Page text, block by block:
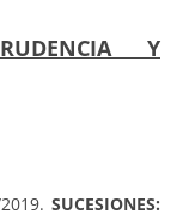
Y
SUCESIONES: